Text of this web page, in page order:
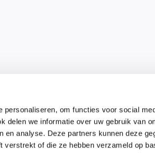
om functies voor social
delen we informatie over uw gebruik van
analyse. Deze partners kunnen deze
verstrekt of die ze hebben verzameld op